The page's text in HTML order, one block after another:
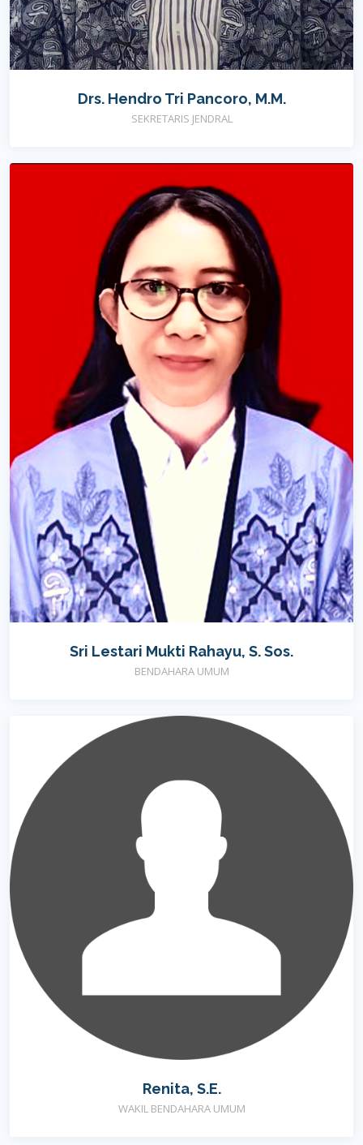
Drs. Hendro Tri Pancoro, M.M.
SEKRETARIS JENDRAL
Sri Lestari Mukti Rahayu, S. Sos.
BENDAHARA UMUM
Renita, S.E.
WAKIL BENDAHARA UMUM